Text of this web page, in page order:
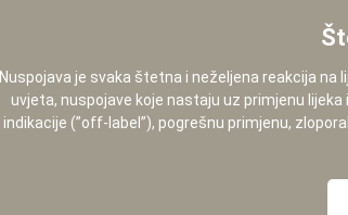
Nuspojava je svaka štetna i neželjena reakcija na
uvjeta, nuspojave koje nastaju uz primjenu
indikacije (”off-label”), pogrešnu primjenu,